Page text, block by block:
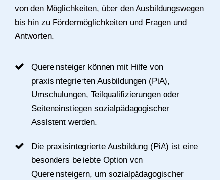
von den Möglichkeiten, über den Ausbildungswegen
bis hin zu Fördermöglichkeiten und Fragen und
Antworten.
Quereinsteiger können mit Hilfe von
praxisintegrierten Ausbildungen (PiA),
Umschulungen, Teilqualifizierungen oder
Seiteneinstiegen sozialpädagogischer
Assistent werden.
Die praxisintegrierte Ausbildung (PiA) ist eine
besonders beliebte Option von
Quereinsteigern, um sozialpädagogischer